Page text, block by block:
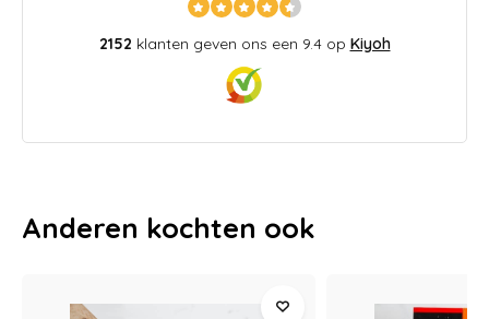
2152 klanten geven ons een 9.4 op Kiyoh
Anderen kochten ook